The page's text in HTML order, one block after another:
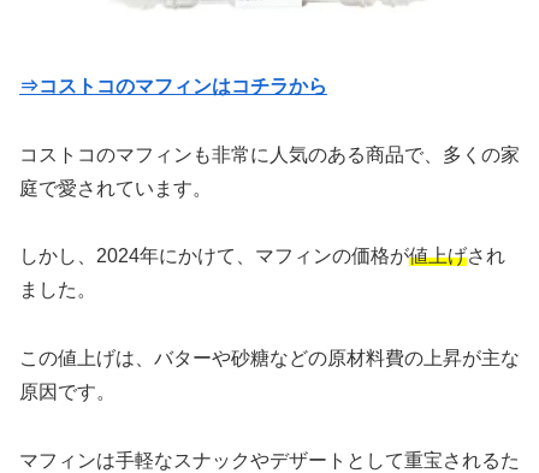
⇒コストコのマフィンはコチラから
コストコのマフィンも非常に人気のある商品で、多くの家
庭で愛されています。
しかし、2024年にかけて、マフィンの価格が値上げされ
ました。
この値上げは、バターや砂糖などの原材料費の上昇が主な
原因です。
マフィンは手軽なスナックやデザートとして重宝されるた